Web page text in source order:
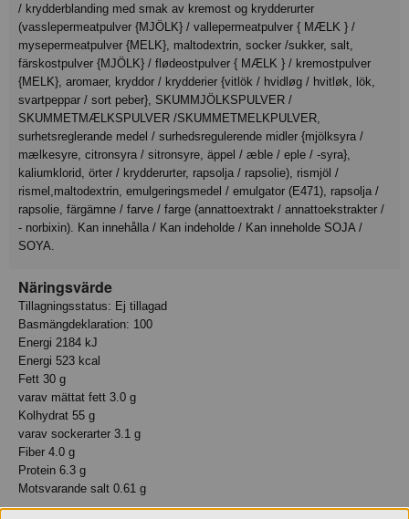
/ krydderblanding med smak av kremost og krydderurter
(vasslepermeatpulver {MJÖLK} / vallepermeatpulver { MÆLK } /
mysepermeatpulver {MELK}, maltodextrin, socker /sukker, salt,
färskostpulver {MJÖLK} / flødeostpulver { MÆLK } / kremostpulver
{MELK}, aromaer, kryddor / krydderier {vitlök / hvidløg / hvitløk, lök,
svartpeppar / sort peber}, SKUMMJÖLKSPULVER /
SKUMMETMÆLKSPULVER /SKUMMETMELKPULVER,
surhetsreglerande medel / surhedsregulerende midler {mjölksyra /
mælkesyre, citronsyra / sitronsyre, äppel / æble / eple / -syra},
kaliumklorid, örter / krydderurter, rapsolja / rapsolie), rismjöl /
rismel,maltodextrin, emulgeringsmedel / emulgator (E471), rapsolja /
rapsolie, färgämne / farve / farge (annattoextrakt / annattoekstrakter /
- norbixin). Kan innehålla / Kan indeholde / Kan inneholde SOJA /
SOYA.
Näringsvärde
Tillagningsstatus: Ej tillagad
Basmängdeklaration: 100
Energi 2184 kJ
Energi 523 kcal
Fett 30 g
varav mättat fett 3.0 g
Kolhydrat 55 g
varav sockerarter 3.1 g
Fiber 4.0 g
Protein 6.3 g
Motsvarande salt 0.61 g